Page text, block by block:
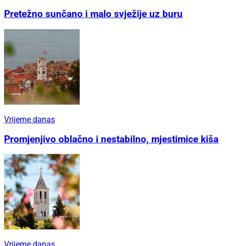
Pretežno sunčano i malo svježije uz buru
Vrijeme danas
Promjenjivo oblačno i nestabilno, mjestimice kiša